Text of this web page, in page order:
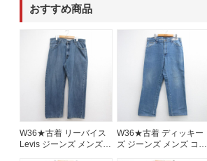
すべての年代を見る
週刊ラッシュアウト新聞
おすすめ商品
W36★古着 リーバイス
Levis ジーンズ メンズ
W36★古着 ディッキー
ズ ジーンズ メンズ コッ